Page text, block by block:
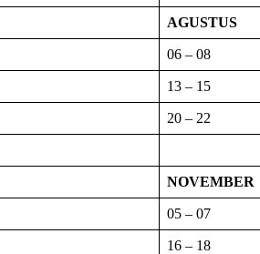
AGUSTUS
06 – 08
13 – 15
20 – 22
NOVEMBER
05 – 07
16 – 18